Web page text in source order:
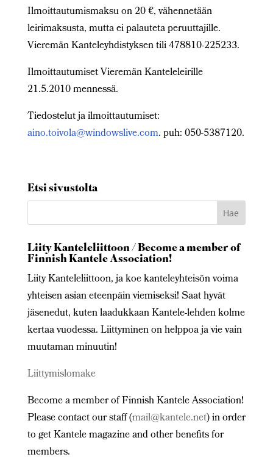
Ilmoittautumismaksu on 20 €, vähennetään
leirimaksusta, mutta ei palauteta peruuttajille.
Vieremän Kanteleyhdistyksen tili 478810-225233.
Ilmoittautumiset Vieremän Kanteleleirille
21.5.2010 mennessä.
Tiedostelut ja ilmoittautumiset:
aino.toivola@windowslive.com. puh: 050-5387120.
Etsi sivustolta
Liity Kanteleliittoon / Become a member of
Finnish Kantele Association!
Liity Kanteleliittoon, ja koe kanteleyhteisön voima
yhteisen asian eteenpäin viemiseksi! Saat hyvät
jäsenedut, kuten laadukkaan Kantele-lehden kolme
kertaa vuodessa. Liittyminen on helppoa ja vie vain
muutaman minuutin!
Liittymislomake
Become a member of Finnish Kantele Association!
Please contact our staff (mail@kantele.net) in order
to get Kantele magazine and other benefits for
members.